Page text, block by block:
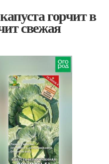
горчит в
свежая